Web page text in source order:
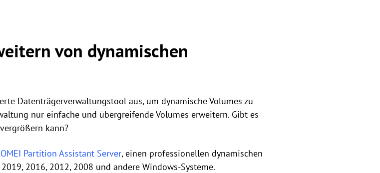
von dynamischen
Datenträgerverwaltungstool aus, um dynamische Volumes zu
nur einfache und übergreifende Volumes erweitern. Gibt es
kann?
Partition Assistant Server, einen professionellen dynamischen
2016, 2012, 2008 und andere Windows-Systeme.